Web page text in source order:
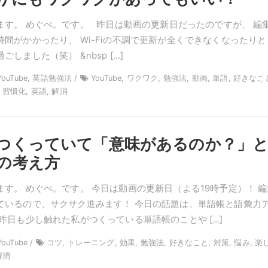
す。 めぐぺ。です。 昨日は動画の更新日だったのですが、 編
間がかかったり、 Wi-Fiの不調で更新が全くできなくなったり
ごしました（笑） &nbsp […]
英語勉強法 /
YouTube, ワクワク, 勉強法, 動画, 単語, 好きなこ
慣化, 英語, 解消
くっていて「意味があるのか？」
考え方
す。 めぐぺ。です。 今日は動画の更新日（よる19時予定）！
いるので、サクサク進みます！ 今日の話題は、単語帳と語彙力
日も少し触れた私がつくっている単語帳のことや […]
/
コツ, トレーニング, 効果, 勉強法, 好きなこと, 対策, 悩み, 楽
消